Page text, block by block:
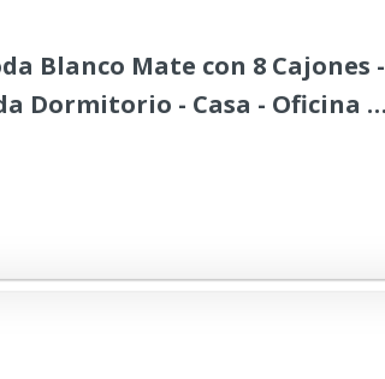
Blanco Mate con 8 Cajones -
Dormitorio - Casa - Oficina -